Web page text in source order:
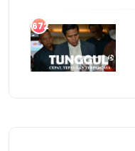
672